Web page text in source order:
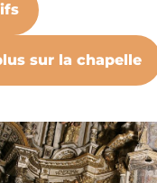
visite-
sur la chapelle